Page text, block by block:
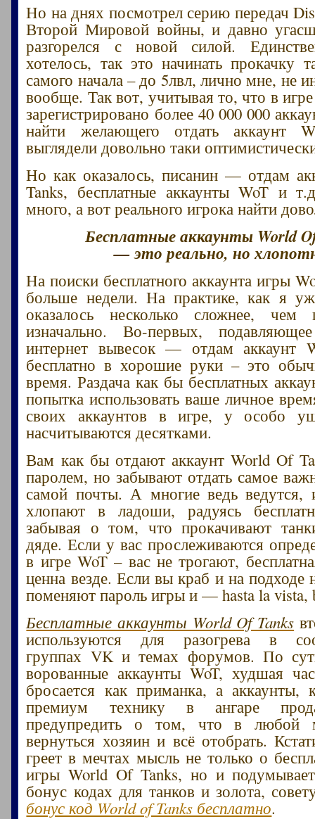
Но на днях посмотрел серию передач
Второй Мировой войны, и давно
разгорелся с новой силой.
хотелось, так это начинать прокачку
самого начала – до 5лвл, лично мне, не
вообще. Так вот, учитывая то, что в
зарегистрировано более 40 000 000
найти желающего отдать аккаунт
выглядели довольно таки
Но как оказалось, писанин — отдам
Tanks, бесплатные аккаунты WoT и
много, а вот реального игрока найти
Бесплатные аккаунты World
— это реально, но
На поиски бесплатного аккаунта игры
больше недели. На практике, как я
оказалось несколько сложнее, чем
изначально. Во-первых,
интернет вывесок — отдам аккаунт
бесплатно в хорошие руки – это
время. Раздача как бы бесплатных
попытка использовать ваше личное
своих аккаунтов в игре, у особо
насчитываются десятками.
Вам как бы отдают аккаунт World Of
паролем, но забывают отдать самое
самой почты. А многие ведь ведутся,
хлопают в ладоши, радуясь
забывая о том, что прокачивают
дяде. Если у вас прослеживаются
в игре WoT – вас не трогают,
ценна везде. Если вы краб и на подходе
поменяют пароль игры и — hasta la vista,
Бесплатные аккаунты World Of Tanks
используются для разогрева в
группах VK и темах форумов. По
ворованные аккаунты WoT, худшая
бросается как приманка, а аккаунты,
премиум технику в ангаре
предупредить о том, что в любой
вернуться хозяин и всё отобрать.
греет в мечтах мысль не только о
игры World Of Tanks, но и
бонус кодах для танков и золота,
бонус код World of Tanks бесплатно.